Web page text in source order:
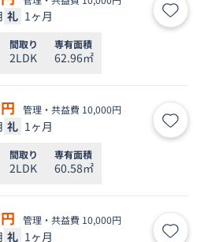
礼 1ヶ月 お気
間取り
2LDK
専有面積
62.96㎡
管理・共益費 10,000円
礼 1ヶ月 お気
間取り
2LDK
専有面積
60.58㎡
管理・共益費 10,000円
礼 1ヶ月 お気